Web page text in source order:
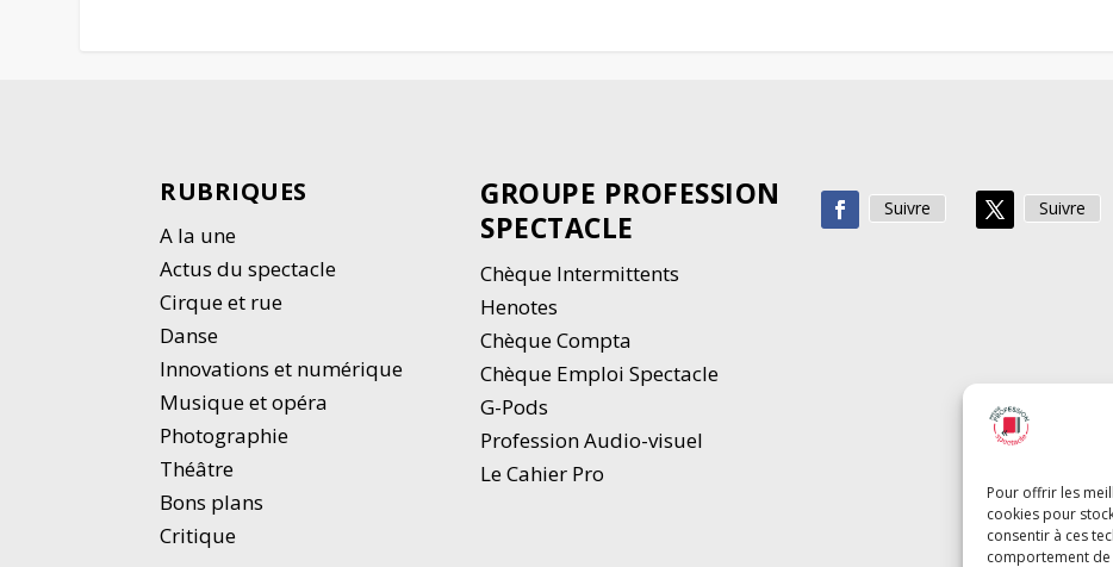
Pour offrir les
cookies pour
consentir à ces
comportement de
RUBRIQUES
A la une
Actus du spectacle
Cirque et rue
Danse
Innovations et numérique
Musique et opéra
Photographie
Théâtre
Bons plans
Critique
GROUPE PROFESSION
SPECTACLE
Chèque Intermittents
Henotes
Chèque Compta
Chèque Emploi Spectacle
G-Pods
Profession Audio-visuel
Le Cahier Pro
Suivre Suivre